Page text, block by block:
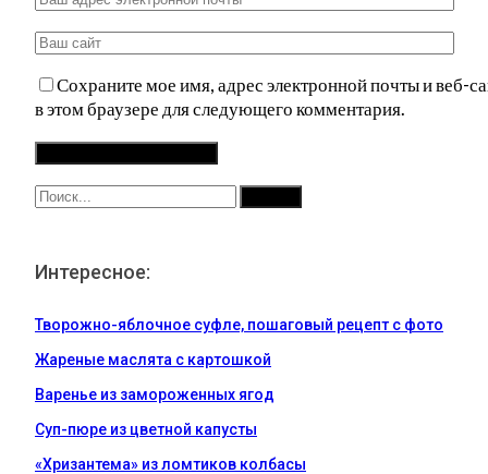
Сохраните мое имя, адрес электронной почты и веб-
в этом браузере для следующего комментария.
Интересное:
Творожно-яблочное суфле, пошаговый рецепт с фото
Жареные маслята с картошкой
Варенье из замороженных ягод
Суп-пюре из цветной капусты
«Хризантема» из ломтиков колбасы